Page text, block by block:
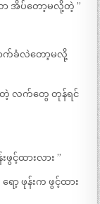
ာ အိပ်တော့မလို့တဲ့ ”
က်ခံလဲတော့မလို့
တဲ့ လက်တွေ တုန်ရင်
ဖွင့်ထားလား ”
ော့ ဖုန်းက ဖွင့်ထား